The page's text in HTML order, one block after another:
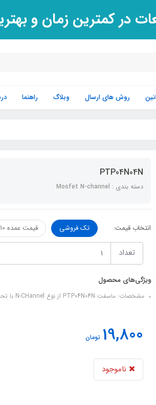
در کمترین زمان و
روش های ارسال وبلاگ راهنما
PTP04N04N
دسته بندی : Mosfet N-channel
انتخاب قیمت: تک فروشی قیمت عمده 10 عدد به بالا
تعداد
ویژگی‌های محصول
مشخصات: ماسفت PTP04N04N از نوع N-CHannel با تحمل ولتاژ 40...
19,800 تومان
ناموجود